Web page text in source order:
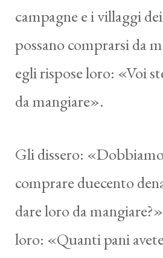
campagne e i villaggi
possano comprarsi da
egli rispose loro: «Voi
da mangiare».
Gli dissero:
comprare duecento
dare loro da
loro: «Quanti pani